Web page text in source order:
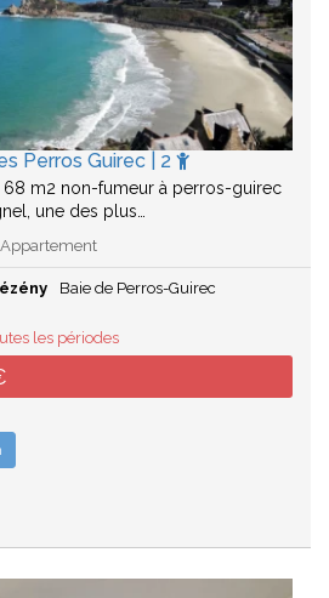
Perros Guirec | 2
m2 non-fumeur à perros-guirec
une des plus…
Appartement
Baie de Perros-Guirec
les périodes